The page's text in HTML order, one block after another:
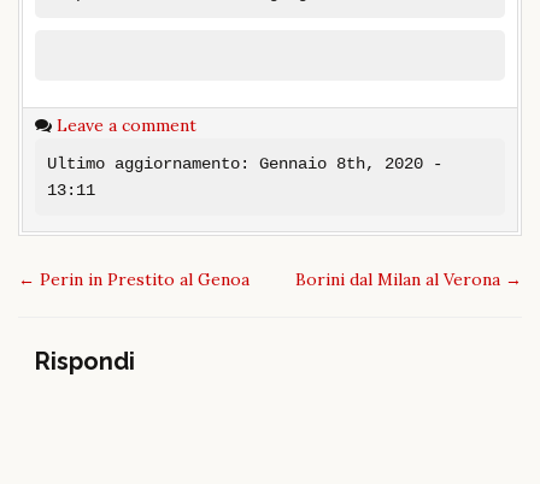
Leave a comment
Ultimo aggiornamento: Gennaio 8th, 2020 -
13:11
Post
← Perin in Prestito al Genoa Borini dal Milan al Verona →
Rispondi